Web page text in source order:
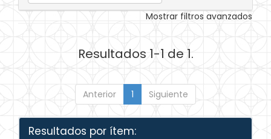
Mostrar filtros avanzados
Resultados 1-1 de 1.
Anterior 1 Siguiente
Resultados por ítem: